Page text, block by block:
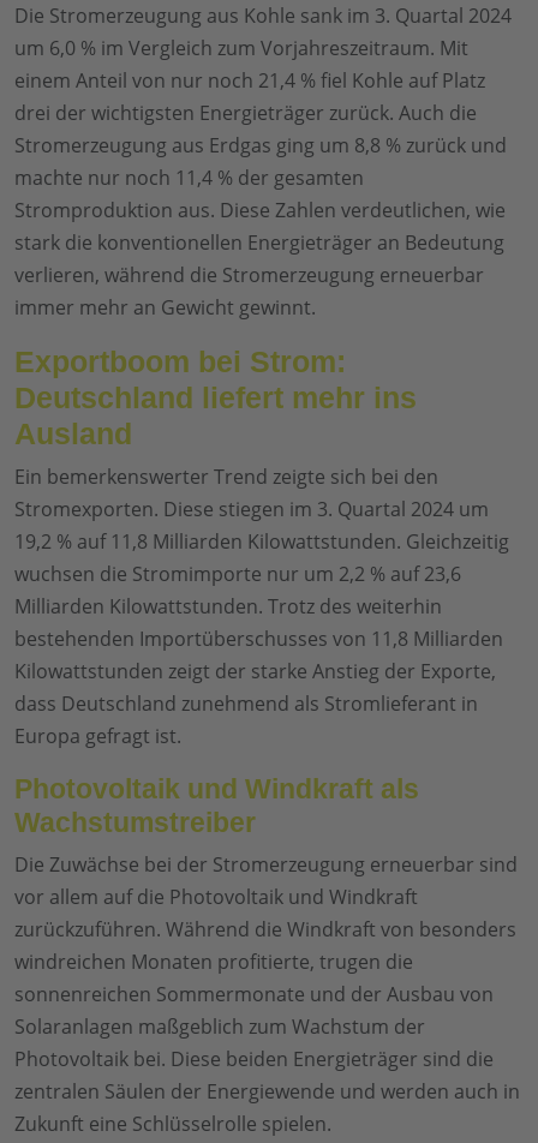
Die Stromerzeugung aus Kohle sank im 3. Quartal 2024
um 6,0 % im Vergleich zum Vorjahreszeitraum. Mit
einem Anteil von nur noch 21,4 % fiel Kohle auf Platz
drei der wichtigsten Energieträger zurück. Auch die
Stromerzeugung aus Erdgas ging um 8,8 % zurück und
machte nur noch 11,4 % der gesamten
Stromproduktion aus. Diese Zahlen verdeutlichen, wie
stark die konventionellen Energieträger an Bedeutung
verlieren, während die Stromerzeugung erneuerbar
immer mehr an Gewicht gewinnt.
Exportboom bei Strom:
Deutschland liefert mehr ins
Ausland
Ein bemerkenswerter Trend zeigte sich bei den
Stromexporten. Diese stiegen im 3. Quartal 2024 um
19,2 % auf 11,8 Milliarden Kilowattstunden. Gleichzeitig
wuchsen die Stromimporte nur um 2,2 % auf 23,6
Milliarden Kilowattstunden. Trotz des weiterhin
bestehenden Importüberschusses von 11,8 Milliarden
Kilowattstunden zeigt der starke Anstieg der Exporte,
dass Deutschland zunehmend als Stromlieferant in
Europa gefragt ist.
Photovoltaik und Windkraft als
Wachstumstreiber
Die Zuwächse bei der Stromerzeugung erneuerbar sind
vor allem auf die Photovoltaik und Windkraft
zurückzuführen. Während die Windkraft von besonders
windreichen Monaten profitierte, trugen die
sonnenreichen Sommermonate und der Ausbau von
Solaranlagen maßgeblich zum Wachstum der
Photovoltaik bei. Diese beiden Energieträger sind die
zentralen Säulen der Energiewende und werden auch in
Zukunft eine Schlüsselrolle spielen.